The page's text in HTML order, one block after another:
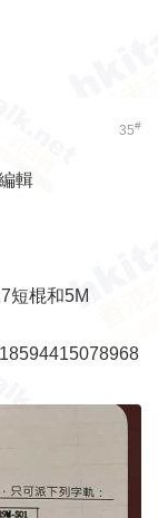
35#
輯
短棍和5M